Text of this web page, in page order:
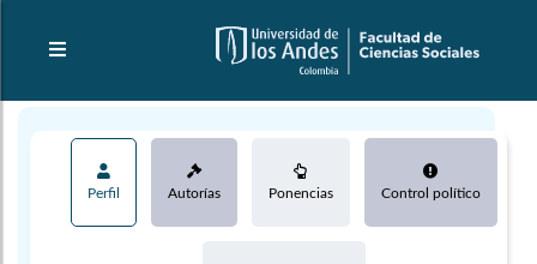
Perfil Autorías Ponencias Control político